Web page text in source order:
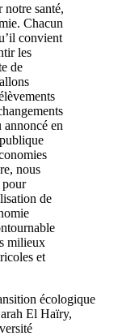
notre santé,
Chacun
convient
les
de
annoncé en
nous
pour
de
milieux
et
écologique
El Haïry,